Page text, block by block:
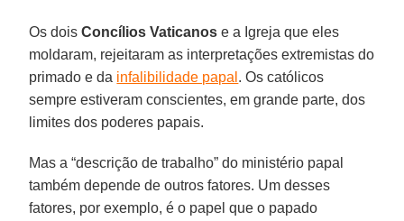
Os doisConcílios Vaticanos e a Igreja que eles
moldaram, rejeitaram as interpretações extremistas do
primado e da infalibilidade papal . Os católicos
sempre estiveram conscientes, em grande parte, dos
limites dos poderes papais.
Mas a “descrição de trabalho” do ministério papal
também depende de outros fatores. Um desses
fatores, por exemplo, é o papel que o papado